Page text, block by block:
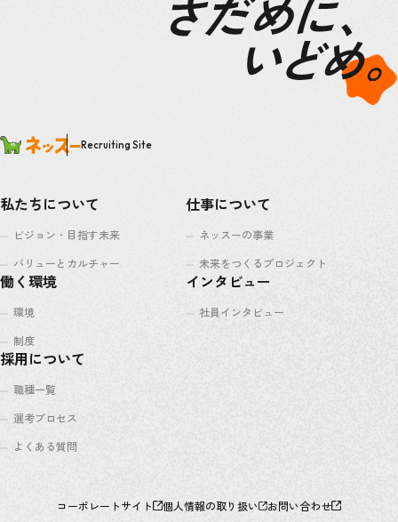
Recruiting Site
私たちについて
ビジョン・目指す未来
バリューとカルチャー
仕事について
ネッスーの事業
未来をつくるプロジェクト
働く環境
環境
制度
インタビュー
社員インタビュー
採用について
職種一覧
選考プロセス
よくある質問
コーポレートサイト 個人情報の取り扱い お問い合わせ